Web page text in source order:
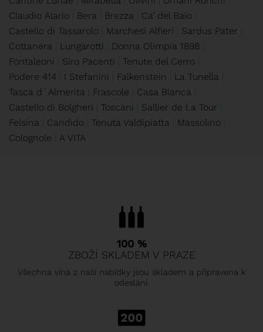
Claudio Alario
Bera Brezza
Ca’ del Baio
Castello di Tassarolo
Marchesi Alfieri
Sardus Pater
Cottanera
Lungarotti
Donna Olimpia 1898
Fontaleoni
Siro Pacenti
Tenute del Cerro
Podere 414
I Stefanini Falkenstein
La Tunella
Tasca d´Almerita
Frascole
Casa Bianca
Castello di Bolgheri
Toscani
Sallier de La Tour
Felsina
Candido Tenuta Valdipiatta
Massolino
Colognole
A VITA
100 %
ZBOŽÍ SKLADEM V PRAZE
Všechna vína z naší nabídky jsou skladem a připravena k
odeslání.